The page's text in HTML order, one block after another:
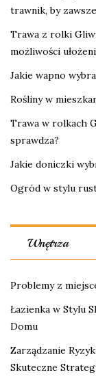
trawnik, by
Trawa z rolki
możliwości
Jakie wapno
Rośliny w
Trawa w rolkach
sprawdza?
Jakie doniczki
Ogród w stylu
Wnętrza
Problemy z
Łazienka w Stylu
Domu
Zarządzanie
Skuteczne